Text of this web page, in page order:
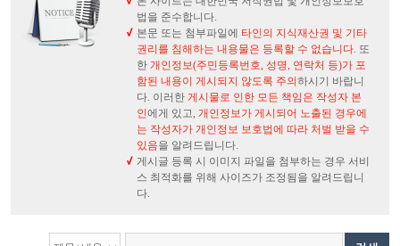
법을 준수합니다.
본문 또는 첨부파일에 타인의 지식재산권 및 기타
권리를 침해하는 내용물은 등록할 수 없습니다. 또
한 개인정보(주민등록번호, 성명, 연락처 등)가 포
함된 내용이 게시되지 않도록 주의하시기 바랍니
다. 이러한 게시물로 인한 모든 책임은 작성자 본
인에게 있고, 개인정보가 게시되어 노출된 경우에
는 작성자가 개인정보 보호법에 따라 처벌 받을 수
있음을 알려드립니다.
게시글 등록 시 이미지 파일을 첨부하는 경우 서비
스 최적화를 위해 사이즈가 조정됨을 알려드립니
다.